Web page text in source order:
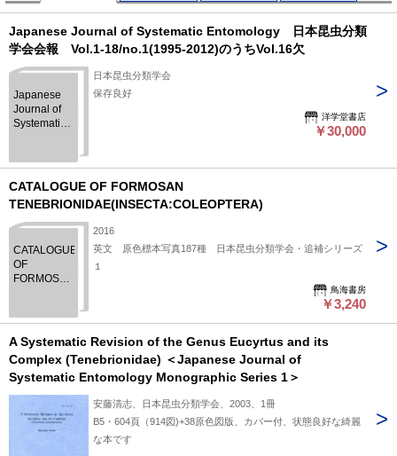
Japanese Journal of Systematic Entomology 日本昆虫分類
学会会報 Vol.1-18/no.1(1995-2012)のうちVol.16欠
Japanese
Journal of
Systematic
類学会会
報 Vol.1-
18/no.1(1995-
2012)のうち
Vol.16欠
日本昆虫分類学会
保存良好
洋学堂書店
￥30,000
CATALOGUE OF FORMOSAN
TENEBRIONIDAE(INSECTA:COLEOPTERA)
CATALOGUE
OF
FORMOSAN
2016
英文 原色標本写真187種 日本昆虫分類学会・追補シリーズ
１
鳥海書房
￥3,240
A Systematic Revision of the Genus Eucyrtus and its
Complex (Tenebrionidae) ＜Japanese Journal of
Systematic Entomology Monographic Series 1＞
安藤清志、日本昆虫分類学会、2003、1冊
B5・604頁（914図)+38原色図版、カバー付、状態良好な綺麗
な本です